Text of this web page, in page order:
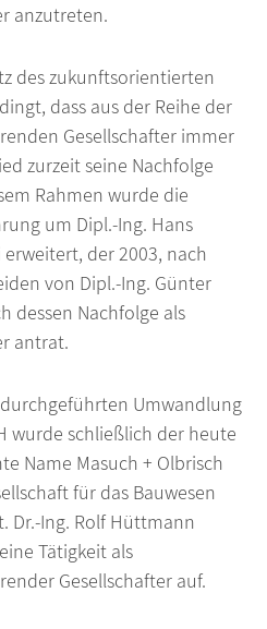
anzutreten.
des zukunftsorientierten
dass aus der Reihe der
Gesellschafter immer
zurzeit seine Nachfolge
Rahmen wurde die
um Dipl.-Ing. Hans
erweitert, der 2003, nach
von Dipl.-Ing. Günter
dessen Nachfolge als
antrat.
Umwandlung
wurde schließlich der heute
Name Masuch + Olbrisch
für das Bauwesen
Dr.-Ing. Rolf Hüttmann
Tätigkeit als
Gesellschafter auf.